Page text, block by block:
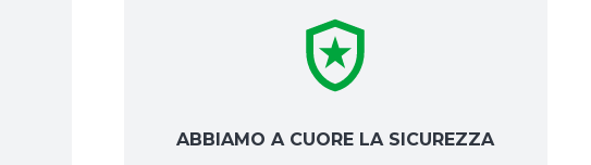
ABBIAMO A CUORE LA SICUREZZA